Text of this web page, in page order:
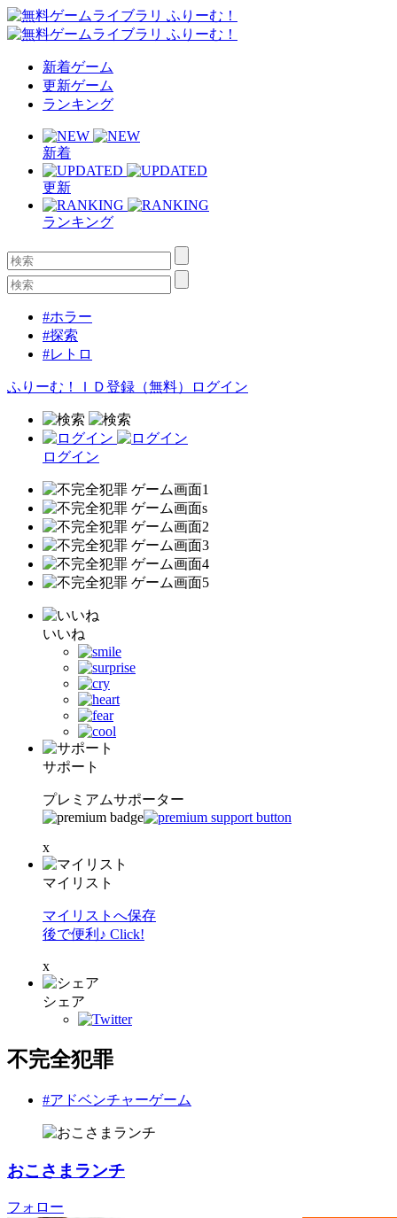
新着ゲーム
更新ゲーム
ランキング
新着
更新
ランキング
#ホラー
#探索
#レトロ
ふりーむ！ＩＤ登録（無料） ログイン
ログイン
いいね
サポート
プレミアムサポーター
x
マイリスト
マイリストへ保存
後で便利♪ Click!
x
シェア
不完全犯罪
#アドベンチャーゲーム
おこさまランチ
フォロー